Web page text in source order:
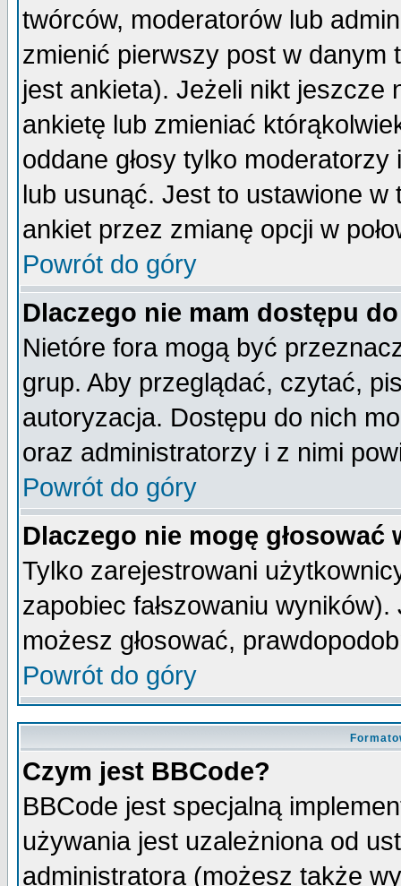
twórców, moderatorów lub
zmienić pierwszy post w
jest ankieta). Jeżeli nikt jeszcze
ankietę lub zmieniać
oddane głosy tylko
lub usunąć. Jest to ustawione w
ankiet przez zmianę opcji w
Powrót do góry
Dlaczego nie mam dostępu
Nietóre fora mogą być
grup. Aby przeglądać, czytać,
autoryzacja. Dostępu do nich
oraz administratorzy i z nimi
Powrót do góry
Dlaczego nie mogę głosować
Tylko zarejestrowani
zapobiec fałszowaniu
możesz głosować,
Powrót do góry
Czym jest BBCode?
BBCode jest specjalną
używania jest uzależniona od
administratora (możesz także